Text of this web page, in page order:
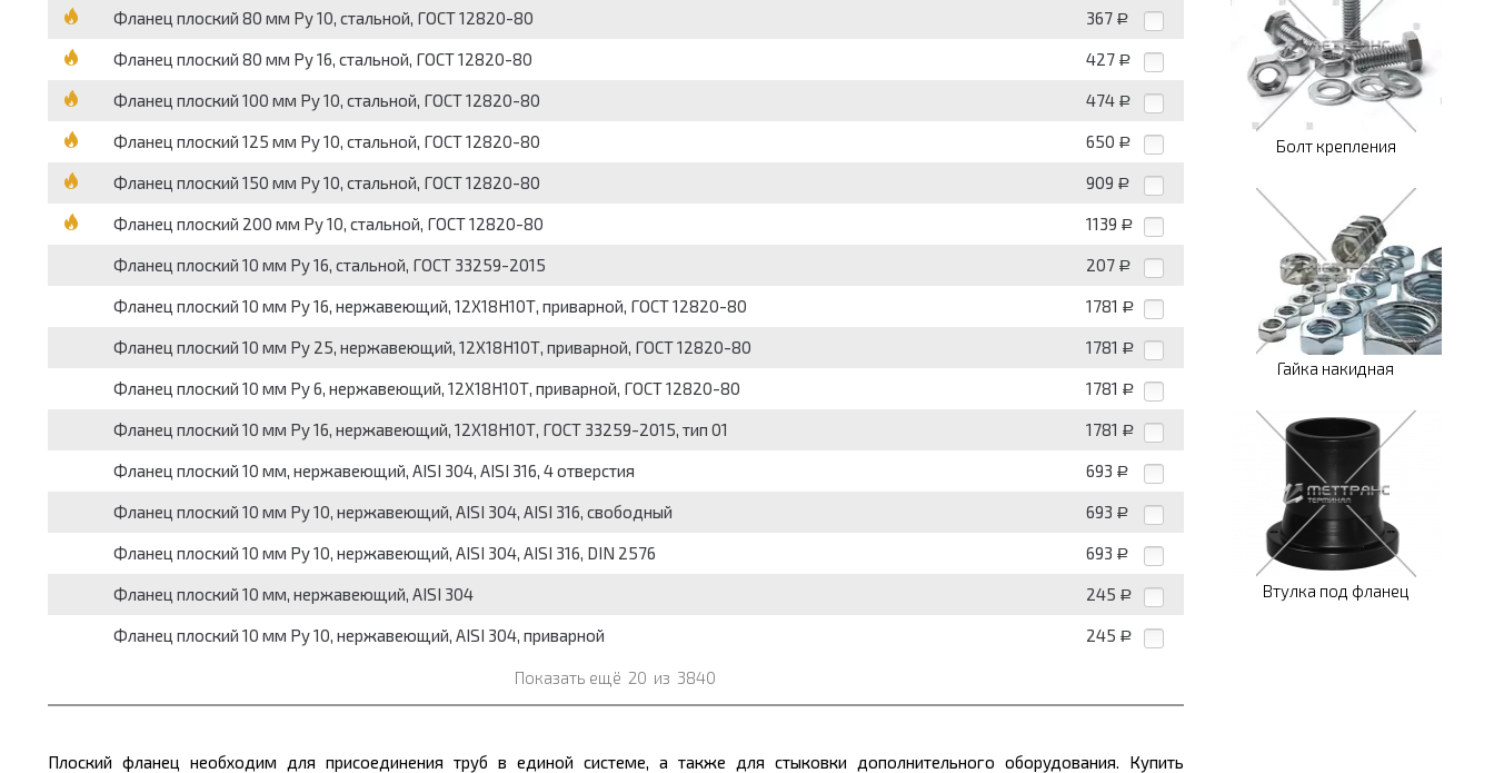
Фланец плоский 80 мм Pу 10, стальной, ГОСТ 12820-80 367 Р
Фланец плоский 80 мм Pу 16, стальной, ГОСТ 12820-80 427 Р
Фланец плоский 100 мм Pу 10, стальной, ГОСТ 12820-80 474 Р
Фланец плоский 125 мм Pу 10, стальной, ГОСТ 12820-80 650 Р
Фланец плоский 150 мм Pу 10, стальной, ГОСТ 12820-80 909 Р
Фланец плоский 200 мм Pу 10, стальной, ГОСТ 12820-80 1139 Р
Фланец плоский 10 мм Pу 16, стальной, ГОСТ 33259-2015 207 Р
Фланец плоский 10 мм Pу 16, нержавеющий, 12Х18Н10Т, приварной, ГОСТ 12820-80 1781 Р
Фланец плоский 10 мм Pу 25, нержавеющий, 12Х18Н10Т, приварной, ГОСТ 12820-80 1781 Р
Фланец плоский 10 мм Pу 6, нержавеющий, 12Х18Н10Т, приварной, ГОСТ 12820-80 1781 Р
Фланец плоский 10 мм Pу 16, нержавеющий, 12Х18Н10Т, ГОСТ 33259-2015, тип 01 1781 Р
Фланец плоский 10 мм, нержавеющий, AISI 304, AISI 316, 4 отверстия 693 Р
Фланец плоский 10 мм Pу 10, нержавеющий, AISI 304, AISI 316, свободный 693 Р
Фланец плоский 10 мм Pу 10, нержавеющий, AISI 304, AISI 316, DIN 2576 693 Р
Фланец плоский 10 мм, нержавеющий, AISI 304 245 Р
Фланец плоский 10 мм Pу 10, нержавеющий, AISI 304, приварной 245 Р
Показать ещё 20 из 3840
Плоский фланец необходим для присоединения труб в единой системе, а также для стыковки дополнительного оборудования. Купить
Болт крепления
Гайка накидная
Втулка под фланец